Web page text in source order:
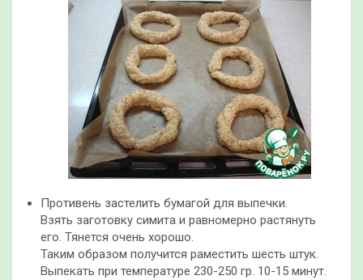
Противень застелить бумагой для выпечки.
Взять заготовку симита и равномерно растянуть
его. Тянется очень хорошо.
Таким образом получится раместить шесть штук.
Выпекать при температуре 230-250 гр. 10-15 минут.